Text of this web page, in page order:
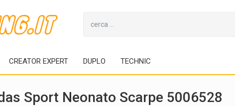
CREATOR EXPERT DUPLO TECHNIC
Sport Neonato Scarpe 5006528